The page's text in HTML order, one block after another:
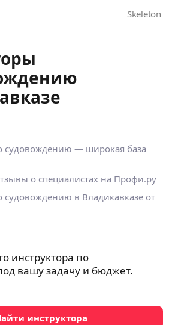
судовождению — широкая база
о специалистах на Профи.ру
судовождению в Владикавказе от
инструктора по
вашу задачу и бюджет.
инструктора